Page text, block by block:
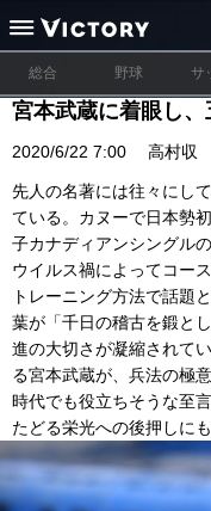
総合 野球 サ
宮本武蔵に着眼し
2020/6/22 7:00 高村収
先人の名著には往々にし
ている。カヌーで日本勢
子カナディアンシングル
ウイルス禍によってコー
トレーニング方法で話題
葉が「千日の稽古を鍛と
進の大切さが凝縮されて
る宮本武蔵が、兵法の極
時代でも役立ちそうな至
たどる栄光への後押しに